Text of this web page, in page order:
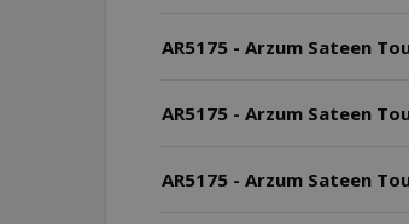
AR5175 - Arzum Sateen
AR5175 - Arzum Sateen
AR5175 - Arzum Sateen